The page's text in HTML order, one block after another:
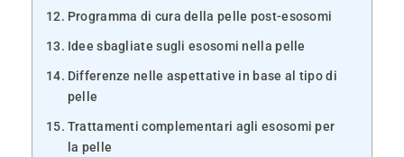
Programma di cura della pelle post-esosomi
Idee sbagliate sugli esosomi nella pelle
Differenze nelle aspettative in base al tipo di
pelle
Trattamenti complementari agli esosomi per
la pelle